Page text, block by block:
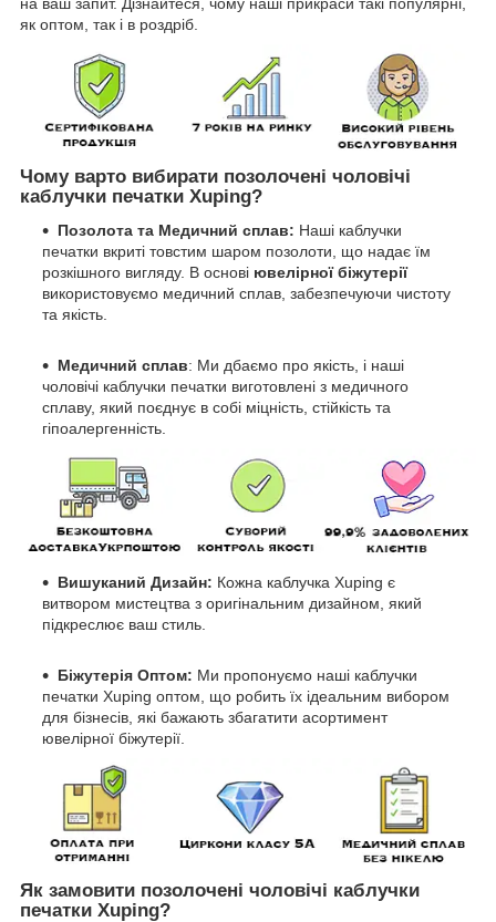
як оптом, так і в роздріб.
Чому варто вибирати позолочені чоловічі
каблучки печатки Xuping?
Позолота та Медичний сплав: Наші каблучки
печатки вкриті товстим шаром позолоти, що надає їм
розкішного вигляду. В основі ювелірної біжутерії
використовуємо медичний сплав, забезпечуючи чистоту
та якість.
Медичний сплав: Ми дбаємо про якість, і наші
чоловічі каблучки печатки виготовлені з медичного
сплаву, який поєднує в собі міцність, стійкість та
гіпоалергенність.
Вишуканий Дизайн: Кожна каблучка Xuping є
витвором мистецтва з оригінальним дизайном, який
підкреслює ваш стиль.
Біжутерія Оптом: Ми пропонуємо наші каблучки
печатки Xuping оптом, що робить їх ідеальним вибором
для бізнесів, які бажають збагатити асортимент
ювелірної біжутерії.
Як замовити позолочені чоловічі каблучки
печатки Xuping?